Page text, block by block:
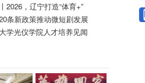
2026，辽宁打造“体育+”
条新政策推动微短剧发展
学光仪学院人才培养见闻